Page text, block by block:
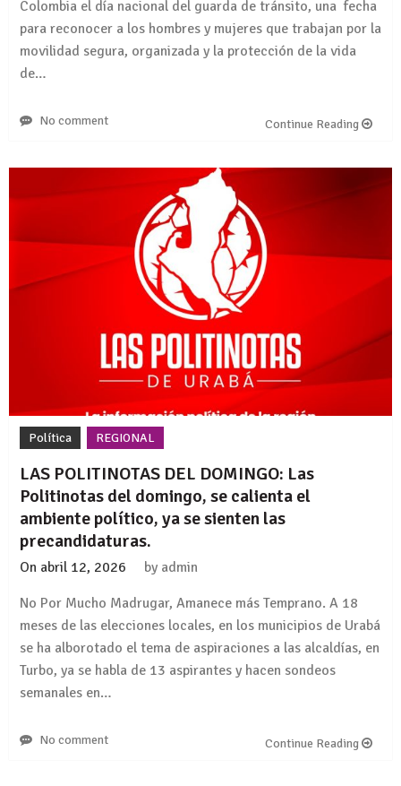
Colombia el día nacional del guarda de tránsito, una fecha
para reconocer a los hombres y mujeres que trabajan por la
movilidad segura, organizada y la protección de la vida
de…
No comment Continue Reading
Política REGIONAL
LAS POLITINOTAS DEL DOMINGO: Las
Politinotas del domingo, se calienta el
ambiente político, ya se sienten las
precandidaturas.
On abril 12, 2026 by admin
No Por Mucho Madrugar, Amanece más Temprano. A 18
meses de las elecciones locales, en los municipios de Urabá
se ha alborotado el tema de aspiraciones a las alcaldías, en
Turbo, ya se habla de 13 aspirantes y hacen sondeos
semanales en…
No comment Continue Reading